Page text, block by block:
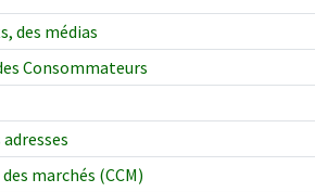
des médias
Consommateurs
marchés (CCM)